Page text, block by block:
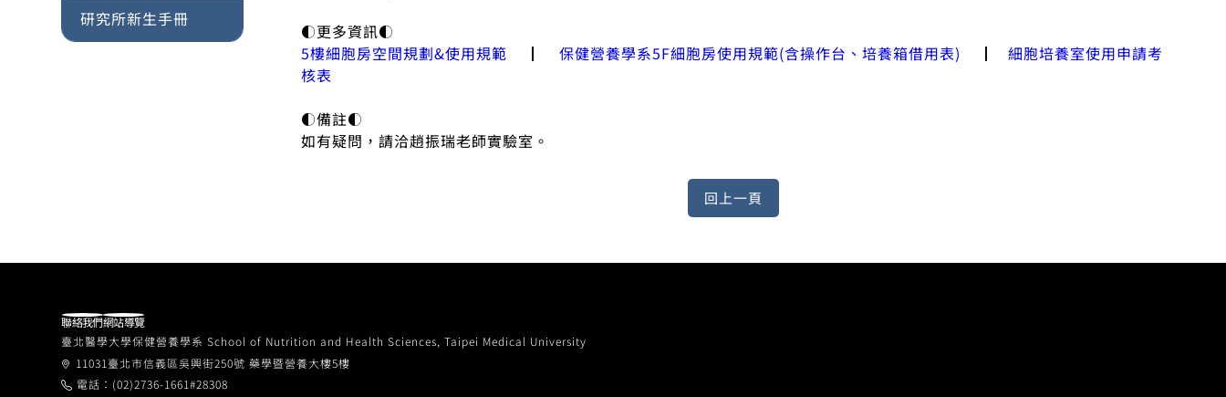
研究所新生手冊
◐更多資訊◐
5樓細胞房空間規劃&使用規範 ┃保健營養學系5F細胞房使用規範(含操作台、培養箱借用表) ┃細胞培養室使用申請考
核表
◐備註◐
如有疑問，請洽趙振瑞老師實驗室。
臺北醫學大學保健營養學系 School of Nutrition and Health Sciences, Taipei Medical University
11031臺北市信義區吳興街250號 藥學暨營養大樓5樓
電話：(02)2736-1661#28308
聯絡我們網站導覽